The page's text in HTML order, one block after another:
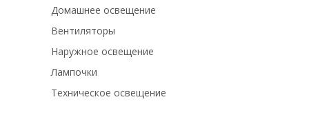
Домашнее освещение
Вентиляторы
Наружное освещение
Лампочки
Техническое освещение